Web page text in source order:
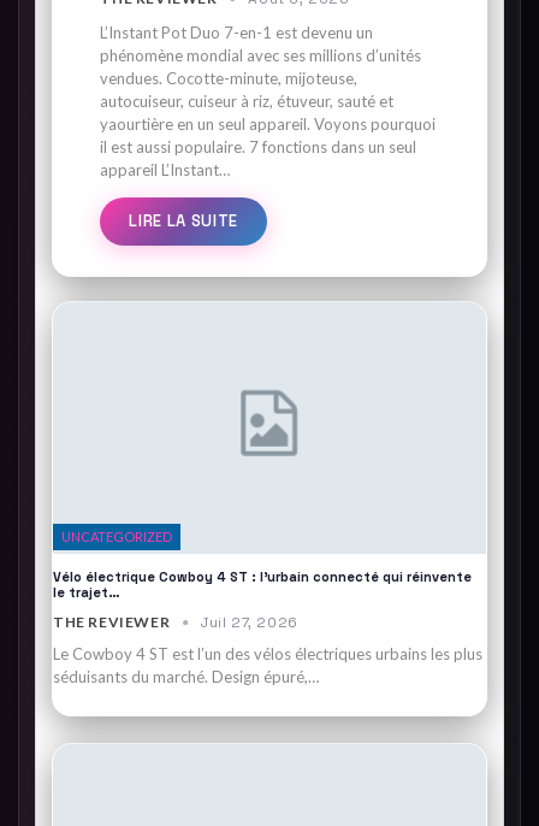
L’Instant Pot Duo 7-en-1 est devenu un
phénomène mondial avec ses millions d’unités
vendues. Cocotte-minute, mijoteuse,
autocuiseur, cuiseur à riz, étuveur, sauté et
yaourtière en un seul appareil. Voyons pourquoi
il est aussi populaire. 7 fonctions dans un seul
appareil L’Instant…
LIRE LA SUITE
UNCATEGORIZED
Vélo électrique Cowboy 4 ST : l’urbain connecté qui réinvente
le trajet…
THE REVIEWER
Juil 27, 2026
Le Cowboy 4 ST est l’un des vélos électriques urbains les plus
séduisants du marché. Design épuré,…